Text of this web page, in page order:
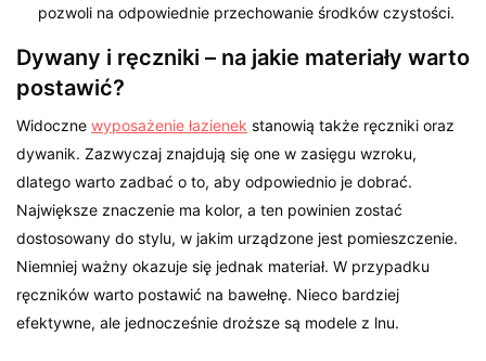
pozwoli na odpowiednie przechowanie środków czystości.
Dywany i ręczniki – na jakie materiały warto
postawić?
Widocznewyposażenie łazienek stanowią także ręczniki oraz
dywanik. Zazwyczaj znajdują się one w zasięgu wzroku,
dlatego warto zadbać o to, aby odpowiednio je dobrać.
Największe znaczenie ma kolor, a ten powinien zostać
dostosowany do stylu, w jakim urządzone jest pomieszczenie.
Niemniej ważny okazuje się jednak materiał. W przypadku
ręczników warto postawić na bawełnę. Nieco bardziej
efektywne, ale jednocześnie droższe są modele z lnu.